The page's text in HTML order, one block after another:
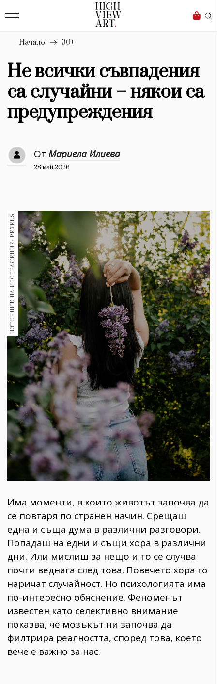
Бизнес
Мода
Dialogue
Изкуство
4340
Красота
Дизайн
Книги
30+ 1970
Гурме 1710
Пътувай
Здраве 389
Gentlemen
382
Wellness
1817
ПОСЛЕДВАЙТЕ
НИ
Начало 30+
Не всички съвпадения
са случайни – някои са
предупреждения
От Мариела Илиева
28 май 2026
ИЗТОЧНИК НА ИЗОБРАЖЕНИЕ: PEXELS
Има моменти, в които животът започва да
се повтаря по странен начин. Срещаш
една и съща дума в различни разговори.
Попадаш на едни и същи хора в различни
дни. Или мислиш за нещо и то се случва
почти веднага след това. Повечето хора го
наричат случайност. Но психологията има
по-интересно обяснение. Феноменът
известен като селективно внимание
показва, че мозъкът ни започва да
филтрира реалността, според това, което
вече е важно за нас.